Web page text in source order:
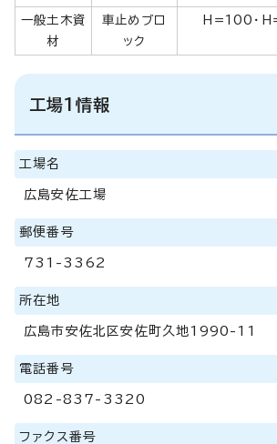
一般土木資
材
車止めブロ
ック
H=100・
工場1情報
工場名
広島安佐工場
郵便番号
731-3362
所在地
広島市安佐北区安佐町久地1990-11
電話番号
082-837-3320
ファクス番号